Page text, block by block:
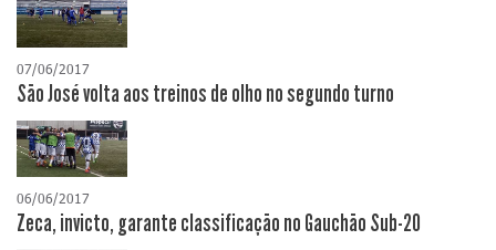
07/06/2017
São José volta aos treinos de olho no segundo turno
06/06/2017
Zeca, invicto, garante classificação no Gauchão Sub-20